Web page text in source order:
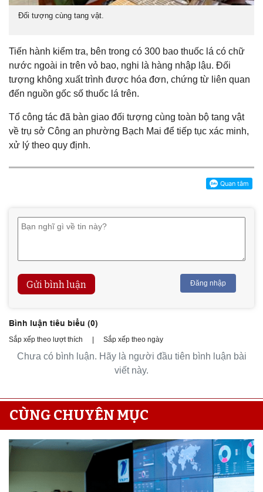
Đối tượng cùng tang vật.
Tiến hành kiểm tra, bên trong có 300 bao thuốc lá có chữ
nước ngoài in trên vỏ bao, nghi là hàng nhập lậu. Đối
tượng không xuất trình được hóa đơn, chứng từ liên quan
đến nguồn gốc số thuốc lá trên.
Tổ công tác đã bàn giao đối tượng cùng toàn bộ tang vật
về trụ sở Công an phường Bạch Mai để tiếp tục xác minh,
xử lý theo quy định.
Gửi bình luận Đăng nhập
Bình luận tiêu biểu (0)
Sắp xếp theo lượt thích | Sắp xếp theo ngày
Chưa có bình luận. Hãy là người đầu tiên bình luận bài
viết này.
CÙNG CHUYÊN MỤC